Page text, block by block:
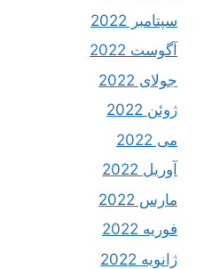
سپتامبر 2022
آگوست 2022
جولای 2022
ژوئن 2022
می 2022
آوریل 2022
مارس 2022
فوریه 2022
ژانویه 2022